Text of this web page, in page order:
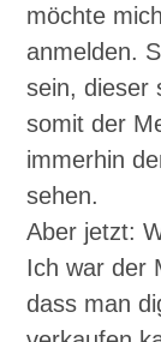
möchte
anmelden.
sein, dieser
somit der
immerhin
sehen.
Aber jetzt:
Ich war der
dass man